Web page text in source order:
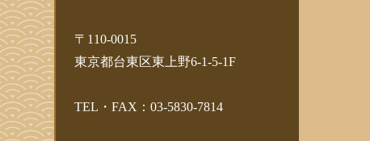
〒110-0015
東京都台東区東上野6-1-5-1F
TEL・FAX：03-5830-7814